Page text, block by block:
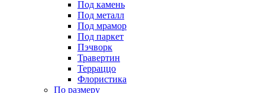
Под камень
Под металл
Под мрамор
Под паркет
Пэчворк
Травертин
Терраццо
Флористика
По размеру